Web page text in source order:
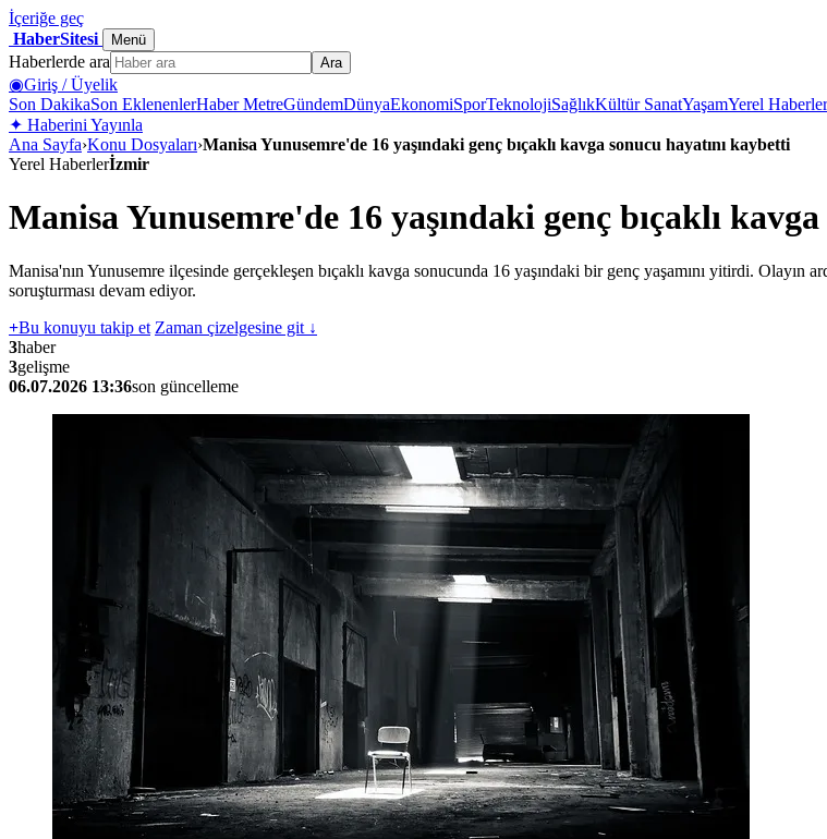
İçeriğe geç
HaberSitesi
Menü
Haberlerde ara Ara
◉Giriş / Üyelik
Son DakikaSon EklenenlerHaber MetreGündemDünyaEkonomiSporTeknolojiSağlıkKültür SanatYaşamYerel Haberler
✦ Haberini Yayınla
Ana Sayfa›Konu Dosyaları›Manisa Yunusemre'de 16 yaşındaki genç bıçaklı kavga sonucu hayatını kaybetti
Yerel Haberlerİzmir
Manisa Yunusemre'de 16 yaşındaki genç bıçaklı
Manisa'nın Yunusemre ilçesinde gerçekleşen bıçaklı kavga sonucunda 16 yaşındaki bir genç yaşamını yitirdi. Olayın
soruşturması devam ediyor.
+Bu konuyu takip et Zaman çizelgesine git ↓
3haber
3gelişme
06.07.2026 13:36son güncelleme